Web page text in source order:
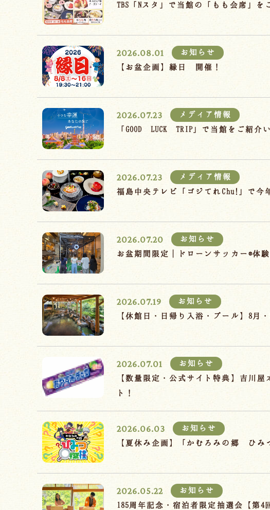
TBS「Nスタ」で当館の「もも会席」を
2026.08.01
お知らせ
【お盆企画】縁日 開催！
2026.07.23
メディア情報
「GOOD LUCK TRIP」で当館をご紹介
2026.07.23
メディア情報
福島中央テレビ「ゴジてれChu!」で今
2026.07.20
お知らせ
お盆期間限定｜ドローンサッカー®体
2026.07.19
お知らせ
【休館日・日帰り入浴・プール】8月
2026.07.01
お知らせ
【数量限定・公式サイト特典】吉川
ト！
2026.06.03
お知らせ
【夏休み企画】「かむろみの郷 ひみ
2026.05.22
お知らせ
185周年記念・宿泊者限定抽選会【第4